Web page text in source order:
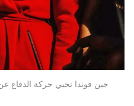
جين فوندا تحيي حركة الدفاع